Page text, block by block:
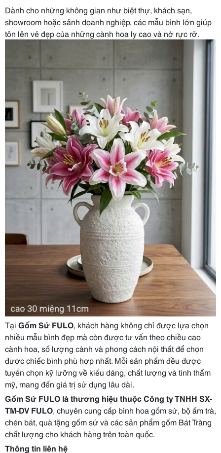
Dành cho những không gian như biệt thự, khách sạn,
showroom hoặc sảnh doanh nghiệp, các mẫu bình lớn giúp
tôn lên vẻ đẹp của những cành hoa ly cao và nở rực rỡ.
Tại Gốm Sứ FULO, khách hàng không chỉ được lựa chọn
nhiều mẫu bình đẹp mà còn được tư vấn theo chiều cao
cành hoa, số lượng cành và phong cách nội thất để chọn
được chiếc bình phù hợp nhất. Mỗi sản phẩm đều được
tuyển chọn kỹ lưỡng về kiểu dáng, chất lượng và tính thẩm
mỹ, mang đến giá trị sử dụng lâu dài.
Gốm Sứ FULO là thương hiệu thuộc Công ty TNHH SX-
TM-DV FULO, chuyên cung cấp bình hoa gốm sứ, bộ ấm trà,
chén bát, quà tặng gốm sứ và các sản phẩm gốm Bát Tràng
chất lượng cho khách hàng trên toàn quốc.
Thông tin liên hệ